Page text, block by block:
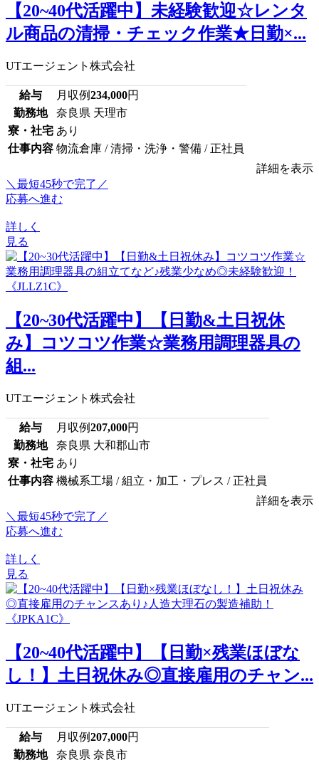
【20~40代活躍中】未経験歓迎☆レンタ
ル商品の清掃・チェック作業★日勤×...
UTエージェント株式会社
給与 月収例234,000円
勤務地
奈良県 天理市
寮・社宅 あり
仕事内容 物流倉庫 / 清掃・洗浄・警備 / 正社員
詳細を表示
＼最短45秒で完了／
応募へ進む
詳しく
見る
【20~30代活躍中】【日勤&土日祝休
み】コツコツ作業☆業務用調理器具の
組...
UTエージェント株式会社
給与 月収例207,000円
勤務地
奈良県 大和郡山市
寮・社宅 あり
仕事内容 機械系工場 / 組立・加工・プレス / 正社員
詳細を表示
＼最短45秒で完了／
応募へ進む
詳しく
見る
【20~40代活躍中】【日勤×残業ほぼな
し！】土日祝休み◎直接雇用のチャン...
UTエージェント株式会社
給与 月収例207,000円
勤務地
奈良県 奈良市